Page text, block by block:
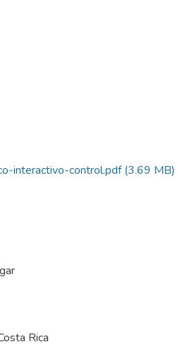
interactivo-control.pdf(3.69 MB)
Rica